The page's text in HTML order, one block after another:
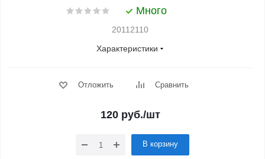
Много
20112110
Характеристики
Отложить Сравнить
120 руб./шт
В корзину